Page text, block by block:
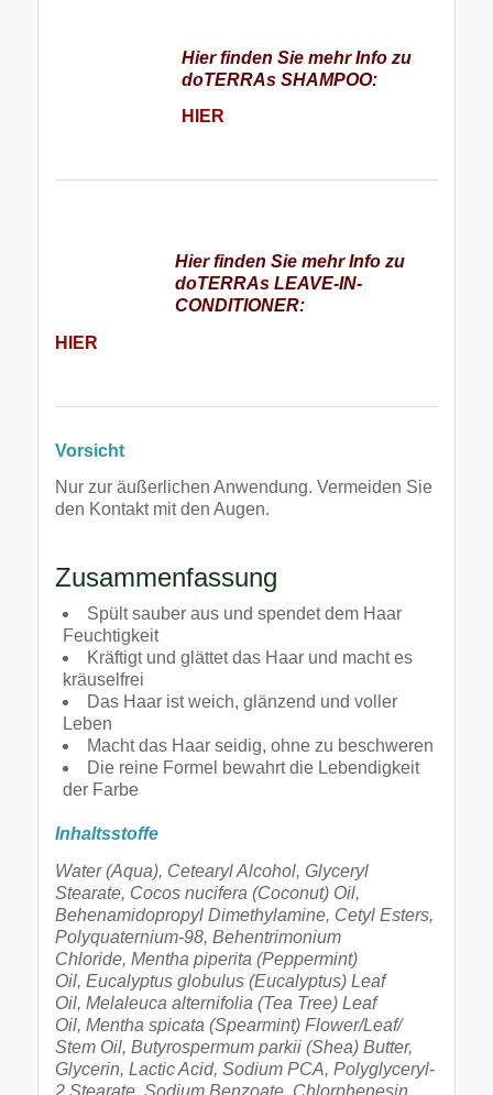
Hier finden Sie mehr Info zu
doTERRAs SHAMPOO:
HIER
Hier finden Sie mehr Info zu
doTERRAs LEAVE-IN-
CONDITIONER:
HIER
Vorsicht
Nur zur äußerlichen Anwendung. Vermeiden Sie
den Kontakt mit den Augen.
Zusammenfassung
Spült sauber aus und spendet dem Haar
Feuchtigkeit
Kräftigt und glättet das Haar und macht es
kräuselfrei
Das Haar ist weich, glänzend und voller
Leben
Macht das Haar seidig, ohne zu beschweren
Die reine Formel bewahrt die Lebendigkeit
der Farbe
Inhaltsstoffe
Water (Aqua), Cetearyl Alcohol, Glyceryl
Stearate, Cocos nucifera (Coconut) Oil,
Behenamidopropyl Dimethylamine, Cetyl Esters,
Polyquaternium-98, Behentrimonium
Chloride, Mentha piperita (Peppermint)
Oil, Eucalyptus globulus (Eucalyptus) Leaf
Oil, Melaleuca alternifolia (Tea Tree) Leaf
Oil, Mentha spicata (Spearmint) Flower/Leaf/
Stem Oil, Butyrospermum parkii (Shea) Butter,
Glycerin, Lactic Acid, Sodium PCA, Polyglyceryl-
2 Stearate, Sodium Benzoate, Chlorphenesin,